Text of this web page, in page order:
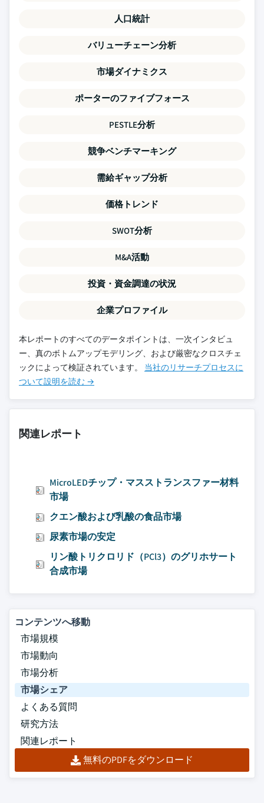
人口統計
バリューチェーン分析
市場ダイナミクス
ポーターのファイブフォース
PESTLE分析
競争ベンチマーキング
需給ギャップ分析
価格トレンド
SWOT分析
M&A活動
投資・資金調達の状況
企業プロファイル
本レポートのすべてのデータポイントは、一次インタビュ
ー、真のボトムアップモデリング、および厳密なクロスチェ
ックによって検証されています。 当社のリサーチプロセスに
ついて設明を読む →
関連レポート
MicroLEDチップ・マスストランスファー材料
市場
クエン酸および乳酸の食品市場
尿素市場の安定
リン酸トリクロリド（PCl3）のグリホサート
合成市場
コンテンツへ移動
市場規模
市場動向
市場分析
市場シェア
よくある質問
研究方法
関連レポート
無料のPDFをダウンロード